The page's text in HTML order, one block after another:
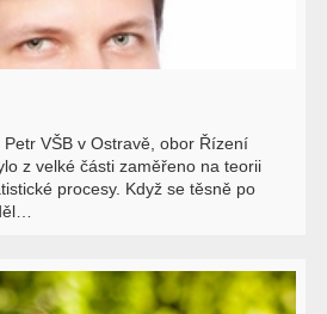
VŠB v Ostravě, obor Řízení
z velké části zaměřeno na teorii
procesy. Když se těsně po